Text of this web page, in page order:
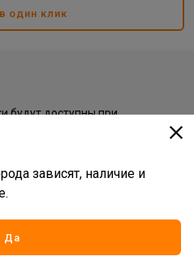
один клик
будут доступны при
зависят, наличие и
Да